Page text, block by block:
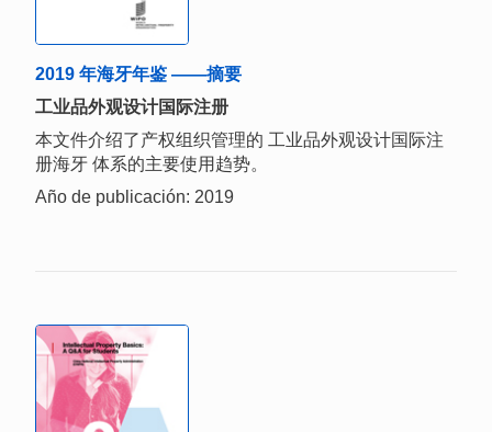
2019 年海牙年鉴 ——摘要
工业品外观设计国际注册
本文件介绍了产权组织管理的 工业品外观设计国际注
册海牙 体系的主要使用趋势。
Año de publicación: 2019